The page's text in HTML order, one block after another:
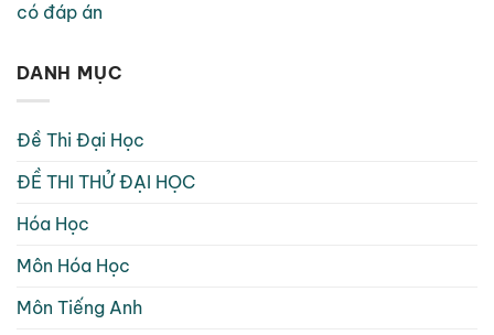
có đáp án
DANH MỤC
Đề Thi Đại Học
ĐỀ THI THỬ ĐẠI HỌC
Hóa Học
Môn Hóa Học
Môn Tiếng Anh